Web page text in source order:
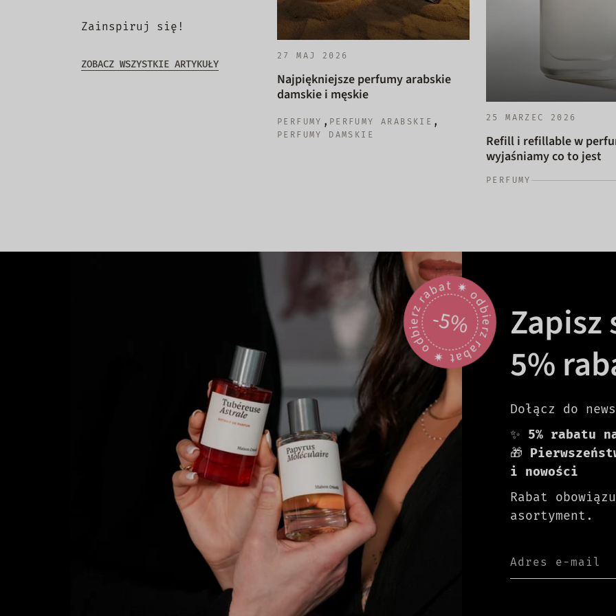
Zainspiruj się!
ZOBACZ WSZYSTKIE ARTYKUŁY
27 MAJ 2026
Najpiękniejsze perfumy arabskie
damskie i męskie
PERFUMY , PERFUMY ARABSKIE ,
PERFUMY DAMSKIE
25 MARZEC 2026
Refill i refillable w
wyjaśniamy co to jest
PERFUMY
odbierz rabat 🟎 odbierz rabat 🟎
-5%
Zapisz
5%
Dołącz do
✨ 5% rabatu
🎁
i nowości
Rabat
asortyment.
Adres e-mail